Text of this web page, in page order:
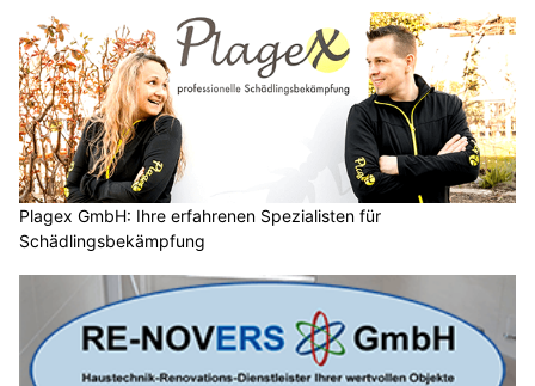
Plagex GmbH: Ihre erfahrenen Spezialisten für
Schädlingsbekämpfung